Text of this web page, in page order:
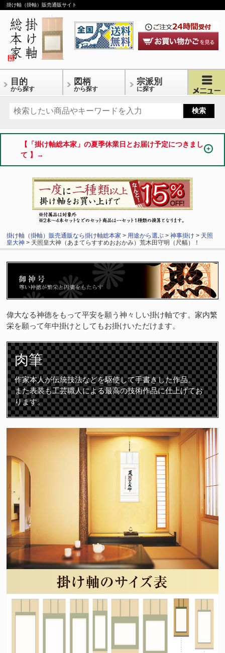
掛け軸（掛軸）販売通販サイト
目的
から探す
図柄
から探す
宗派別
に探す
【「掛け軸総本家」の夏季休業日とお届け予定につきまし
て 】→
掛け軸（掛軸）販売通販なら掛け軸総本家 > 用途から選ぶ >神事掛け > 天照
皇大神 > 天照皇大神（あまてらすすめおおかみ）荒木田守明（尺幅）！
偉大なる神徳をもって平安を願う神々しい掛け軸です。家内繁
栄を願って年中掛けとしてもお掛けいただけます。
肉筆
作家本人が伝統技法などを駆使して手書きした作品。
また表装も工芸職人による最高の技術作品に仕上げてお
ります。